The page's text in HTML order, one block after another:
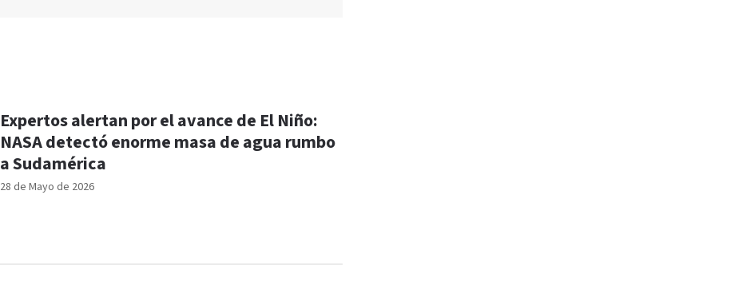
28 de Mayo de 2026
Expertos alertan por el avance de El Niño:
NASA detectó enorme masa de agua rumbo
a Sudamérica